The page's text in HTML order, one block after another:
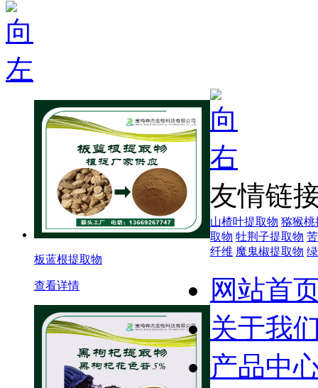
板蓝根提取物
查看详情
友情链
山楂叶提取物 猕猴桃
取物 牡荆子提取物
纤维 魔鬼椒提取物
网站首
关于我
产品中